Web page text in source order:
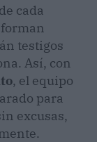
cada
testigos
Así, con
, el equipo
para
excusas,